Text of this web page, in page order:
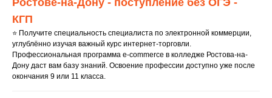
О ПОСТУПЛЕНИИ
Ответим на все вопросу
по поводу поступления
Ростове-на-Дону - поступление без ОГЭ -
КГП
⭐ Получите специальность специалиста по электронной коммерции,
углублённо изучая важный курс интернет-торговли.
Профессиональная программа e-commerce в колледже Ростова-на-
Дону даст вам базу знаний. Освоение профессии доступно уже после
окончания 9 или 11 класса.